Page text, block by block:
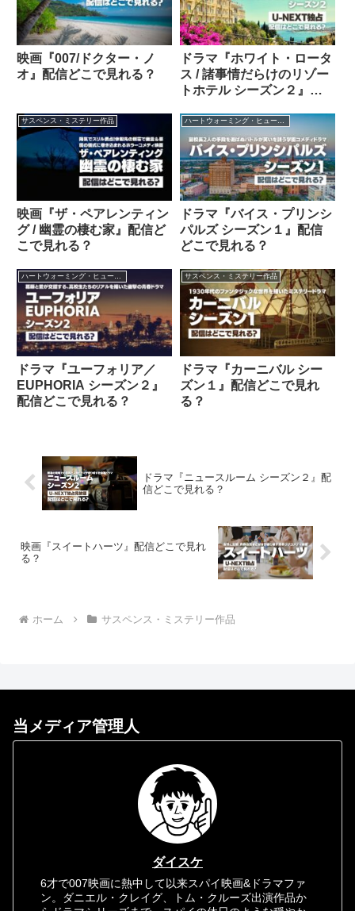
映画『007/ドクター・ノ
オ』配信どこで見れる？
ドラマ『ホワイト・ロータ
ス / 諸事情だらけのリゾー
トホテル シーズン２』配
サスペンス・ミステリー作品
映画『ザ・ペアレンティン
グ / 幽霊の棲む家』配信ど
こで見れる？
ハートウォーミング・ヒューマン作品
ドラマ『バイス・プリンシ
パルズ シーズン１』配信
どこで見れる？
ハートウォーミング・ヒューマン作品
ドラマ『ユーフォリア／
EUPHORIA シーズン２』
配信どこで見れる？
サスペンス・ミステリー作品
ドラマ『カーニバル シー
ズン１』配信どこで見れ
る？
ドラマ『ニュースルーム シーズン２』配
信どこで見れる？
映画『スイートハーツ』配信どこで見れ
る？
ホーム サスペンス・ミステリー作品
当メディア管理人
ダイスケ
6才で007映画に熱中して以来スパイ映画&ドラマファ
ン。ダニエル・クレイグ、トム・クルーズ出演作品か